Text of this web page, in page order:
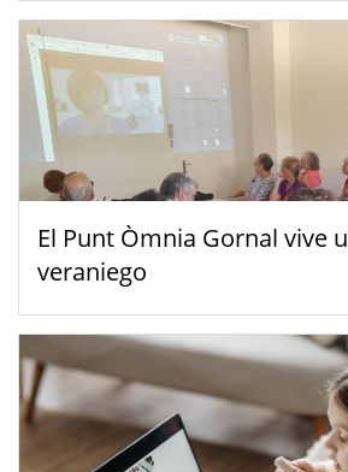
El Punt Òmnia Gornal vive
veraniego